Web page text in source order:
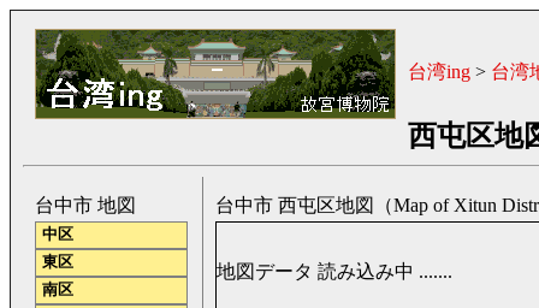
台湾ing > 台湾
西屯区地
台中市 西屯区地図（Map of Xitun
地図データ 読み込み中 .......
台中市 地図
中区
東区
南区